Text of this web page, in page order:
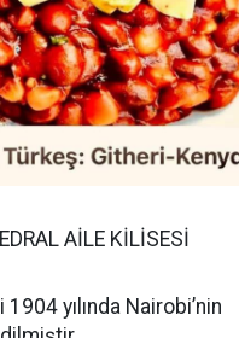
AİLE KİLİSESİ
yılında Nairobi’nin